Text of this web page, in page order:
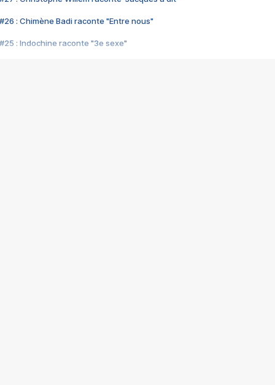
#26 : Chimène Badi raconte "Entre nous"
#25 : Indochine raconte "3e sexe"